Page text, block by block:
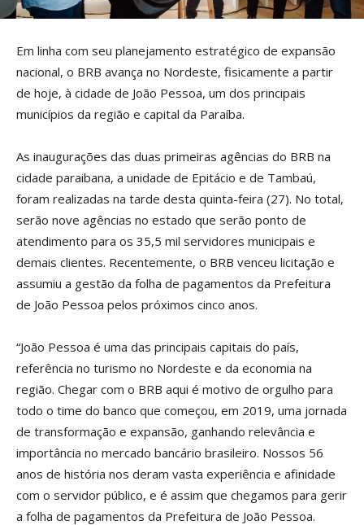
Em linha com seu planejamento estratégico de expansão
nacional, o BRB avança no Nordeste, fisicamente a partir
de hoje, à cidade de João Pessoa, um dos principais
municípios da região e capital da Paraíba.
As inaugurações das duas primeiras agências do BRB na
cidade paraibana, a unidade de Epitácio e de Tambaú,
foram realizadas na tarde desta quinta-feira (27). No total,
serão nove agências no estado que serão ponto de
atendimento para os 35,5 mil servidores municipais e
demais clientes. Recentemente, o BRB venceu licitação e
assumiu a gestão da folha de pagamentos da Prefeitura
de João Pessoa pelos próximos cinco anos.
“João Pessoa é uma das principais capitais do país,
referência no turismo no Nordeste e da economia na
região. Chegar com o BRB aqui é motivo de orgulho para
todo o time do banco que começou, em 2019, uma jornada
de transformação e expansão, ganhando relevância e
importância no mercado bancário brasileiro. Nossos 56
anos de história nos deram vasta experiência e afinidade
com o servidor público, e é assim que chegamos para gerir
a folha de pagamentos da Prefeitura de João Pessoa.